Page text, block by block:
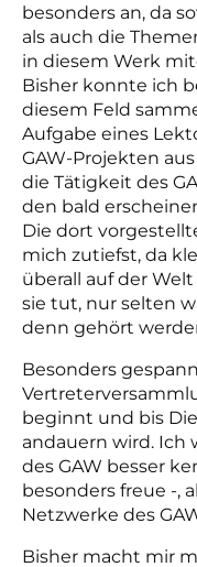
besonders an, da
als auch die
in diesem Werk
Bisher konnte ich
diesem Feld
Aufgabe eines
GAW-Projekten
die Tätigkeit des
den bald
Die dort
mich zutiefst, da
überall auf der
sie tut, nur selten
denn gehört
Besonders
beginnt und bis
andauern wird. Ich
des GAW besser
besonders freue -,
Netzwerke des
Bisher macht mir